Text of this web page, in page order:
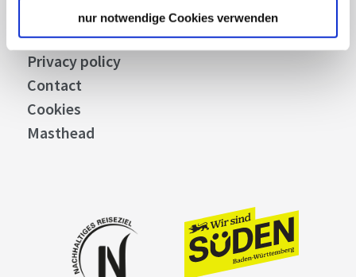
nur notwendige Cookies verwenden
Picture Database
General terms and conditions
Privacy policy
Contact
Cookies
Masthead